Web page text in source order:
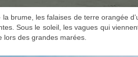
brume, les falaises de terre orangée
Sous le soleil, les vagues qui
lors des grandes marées.